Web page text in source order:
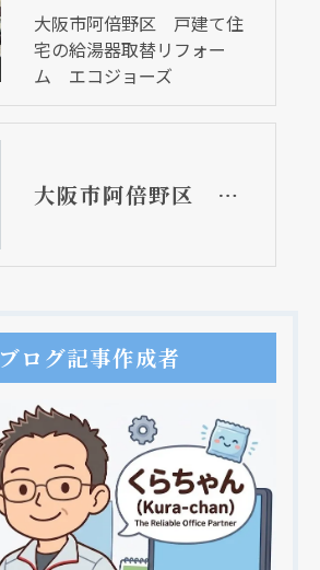
大阪市阿倍野区 戸建て住
宅の給湯器取替リフォー
ム エコジョーズ
大阪市阿倍野区 戸建て住宅の給湯器取替リフォーム工事 従来型からecoジョーズ
ブログ記事作成者